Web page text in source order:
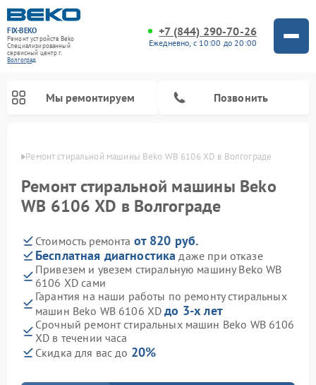
FIX-BEKO
Ремонт устройств Beko
Специализированный
cервисный центр г.
Волгоград
+7 (844) 290-70-26
Ежедневно, с 10:00 до 20:00
Мы ремонтируем Позвонить
Ремонт стиральной машины Beko WB 6106 XD в Волгограде
Ремонт стиральной машины Beko
WB 6106 XD в Волгограде
Стоимость ремонта от 820 руб.
Бесплатная диагностика даже при отказе
Привезем и увезем стиральную машину Beko WB
6106 XD сами
Гарантия на наши работы по ремонту стиральных
машин Beko WB 6106 XDдо 3-х лет
Срочный ремонт стиральных машин Beko WB 6106
XD в течении часа
Скидка для вас до 20%